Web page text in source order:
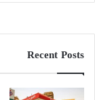
Recent Posts